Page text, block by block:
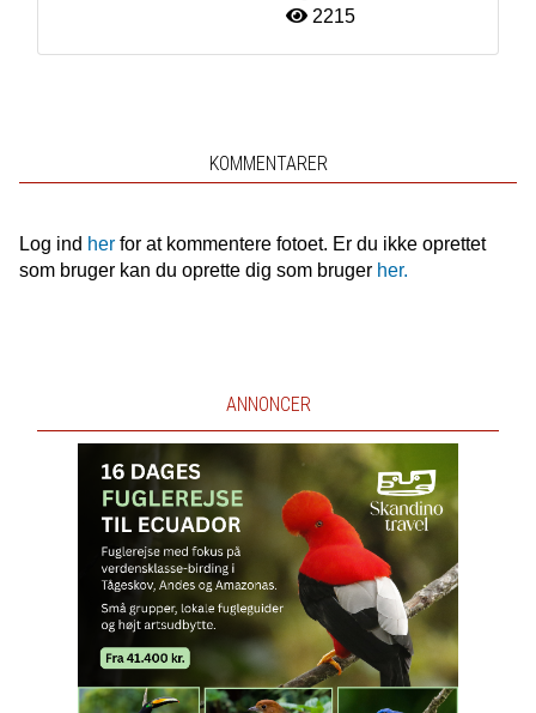
2215
KOMMENTARER
Log ind herfor at kommentere fotoet. Er du ikke oprettet
som bruger kan du oprette dig som bruger her.
ANNONCER